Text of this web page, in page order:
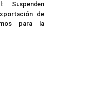
Suspenden
de
para la